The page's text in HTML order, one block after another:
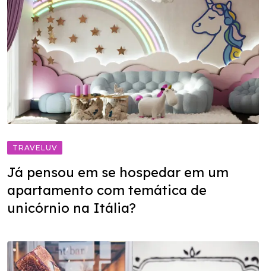
TRAVELUV
Já pensou em se hospedar em um
apartamento com temática de
unicórnio na Itália?